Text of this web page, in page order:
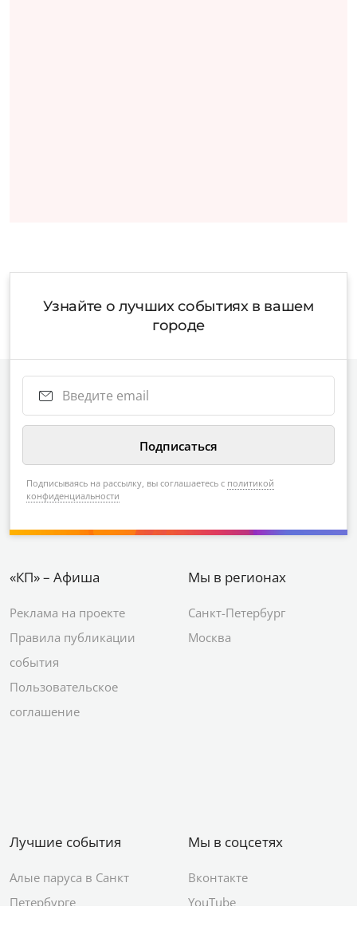
Узнайте о лучших событиях в вашем
городе
Подписываясь на рассылку, вы соглашаетесь с политикой
конфиденциальности
«КП» – Афиша
Реклама на проекте
Правила публикации
события
Пользовательское
соглашение
Мы в регионах
Санкт-Петербург
Москва
Лучшие события
Алые паруса в Санкт
Петербурге
Мы в соцсетях
Вконтакте
YouTube